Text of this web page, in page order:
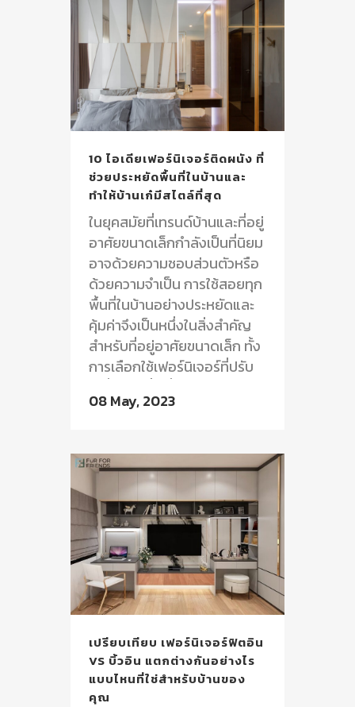
10 ไอเดียเฟอร์นิเจอร์ติดผนัง ที่
ช่วยประหยัดพื้นที่ในบ้านและ
ทำให้บ้านเก๋มีสไตล์ที่สุด
ในยุคสมัยที่เทรนด์บ้านและที่อยู่
อาศัยขนาดเล็กกำลังเป็นที่นิยม
อาจด้วยความชอบส่วนตัวหรือ
ด้วยความจำเป็น การใช้สอยทุก
พื้นที่ในบ้านอย่างประหยัดและ
คุ้มค่าจึงเป็นหนึ่งในสิ่งสำคัญ
สำหรับที่อยู่อาศัยขนาดเล็ก ทั้ง
การเลือกใช้เฟอร์นิเจอร์ที่ปรับ
สร้างสรรค์...
08 May, 2023
เปรียบเทียบ เฟอร์นิเจอร์ฟิตอิน
VS บิ้วอิน แตกต่างกันอย่างไร
แบบไหนที่ใช่สำหรับบ้านของ
คุณ